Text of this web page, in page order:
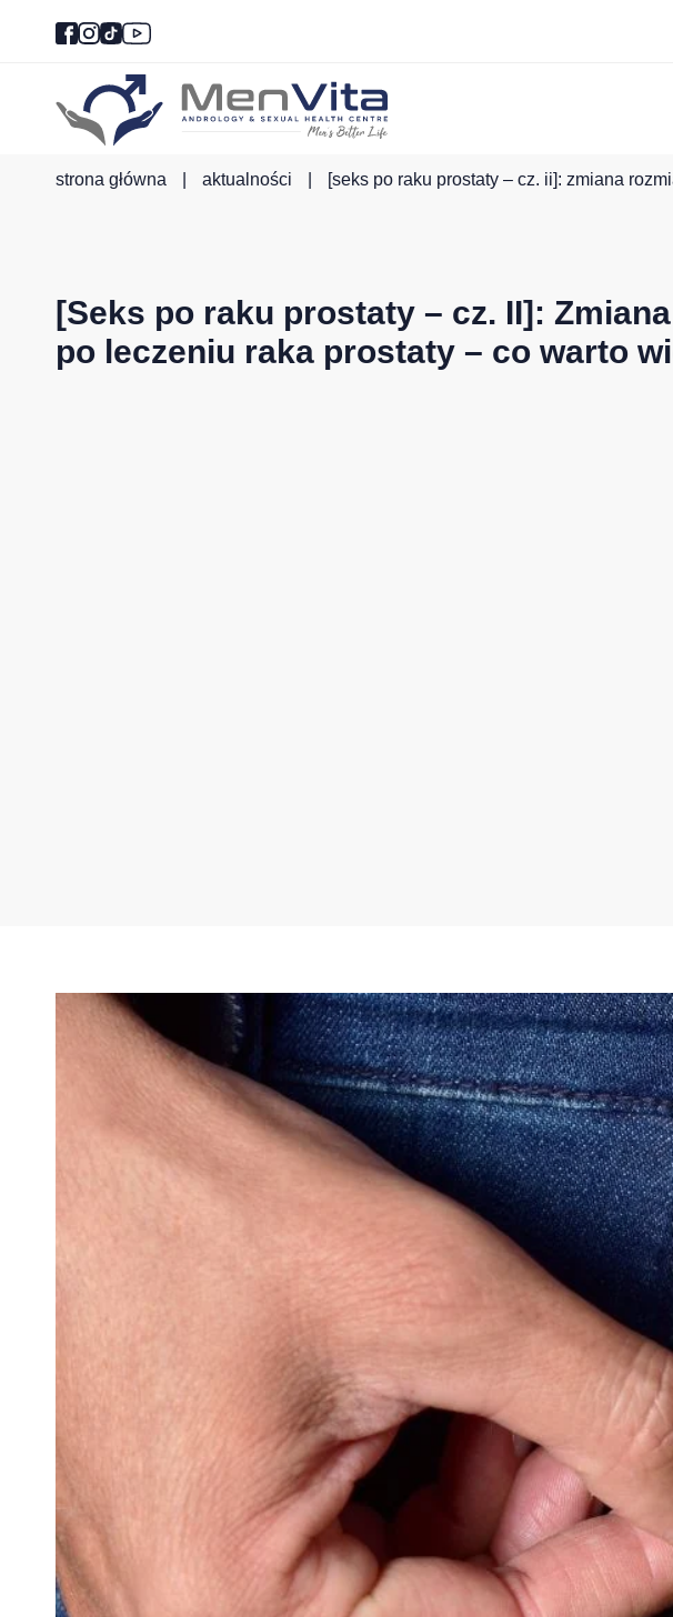
strona główna aktualności [seks po raku prostaty – cz. ii]: zmiana
[Seks po raku prostaty – cz. II]:
po leczeniu raka prostaty – co warto